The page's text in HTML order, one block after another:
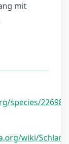
mit
species/
wiki/